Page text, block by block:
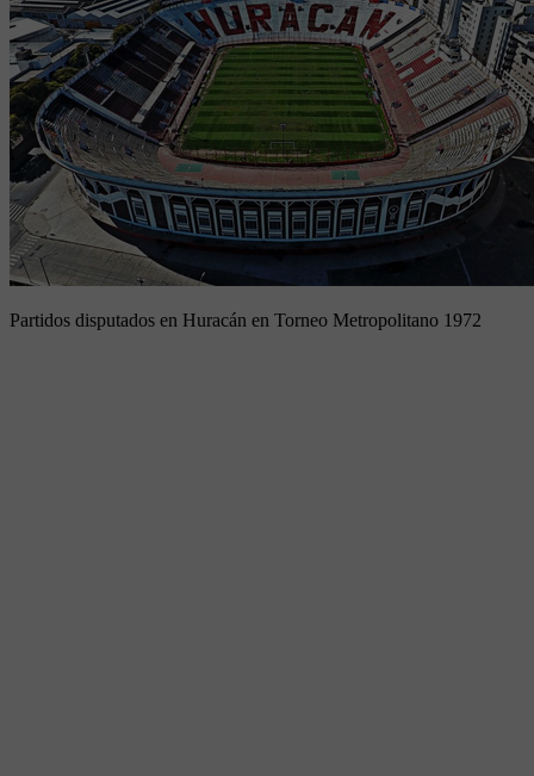
Partidos disputados en Huracán en Torneo Metropolitano 1972